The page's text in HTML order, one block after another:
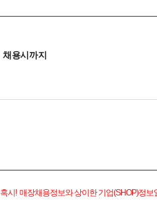
채용시까지
혹시! 매장채용정보와 상이한 기업(SHOP)정보